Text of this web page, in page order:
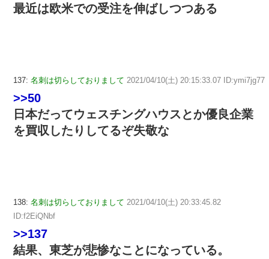
最近は欧米での受注を伸ばしつつある
137: 名刺は切らしておりまして 2021/04/10(土) 20:15:33.07 ID:ymi7jg77
>>50
日本だってウェスチングハウスとか優良企業
を買収したりしてるぞ失敬な
138: 名刺は切らしておりまして 2021/04/10(土) 20:33:45.82
ID:f2EiQNbf
>>137
結果、東芝が悲惨なことになっている。